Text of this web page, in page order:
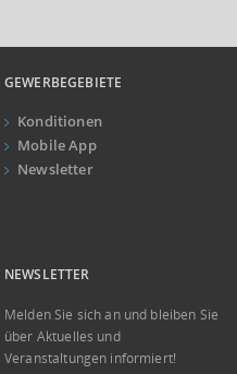
GEWERBEGEBIETE
Konditionen
Mobile App
Newsletter
NEWSLETTER
Melden Sie sich an und bleiben Sie
über Aktuelles und
Veranstaltungen informiert!